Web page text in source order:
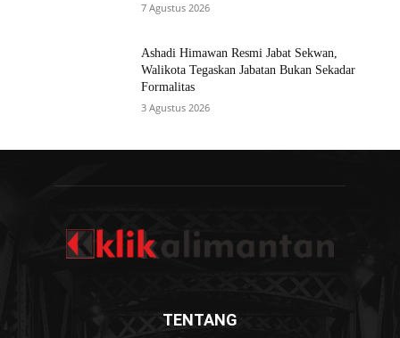
7 Agustus 2026
Ashadi Himawan Resmi Jabat Sekwan,
Walikota Tegaskan Jabatan Bukan Sekadar
Formalitas
3 Agustus 2026
TENTANG